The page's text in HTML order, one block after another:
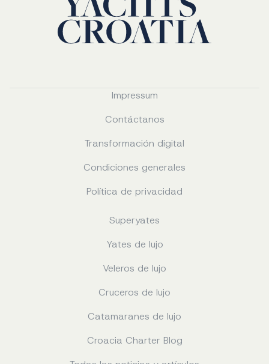
Impressum
Contáctanos
Transformación digital
Condiciones generales
Política de privacidad
Superyates
Yates de lujo
Veleros de lujo
Cruceros de lujo
Catamaranes de lujo
Croacia Charter Blog